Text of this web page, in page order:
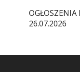
OGŁOSZENIA
26.07.2026